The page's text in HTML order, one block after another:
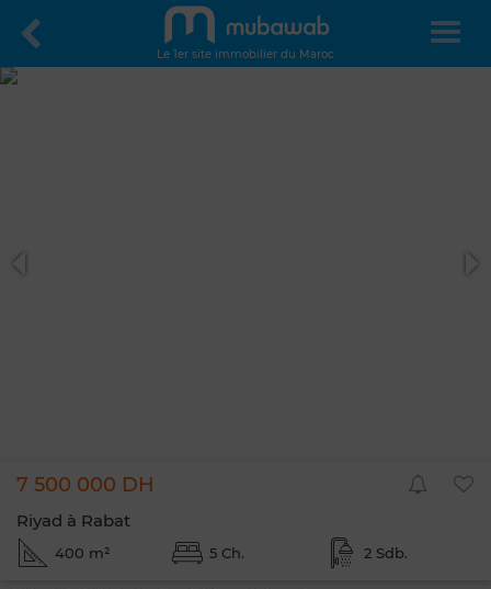
Le 1er site immobilier du Maroc
7 500 000 DH
Riyad à Rabat
400 m² 5 Ch. 2 Sdb.